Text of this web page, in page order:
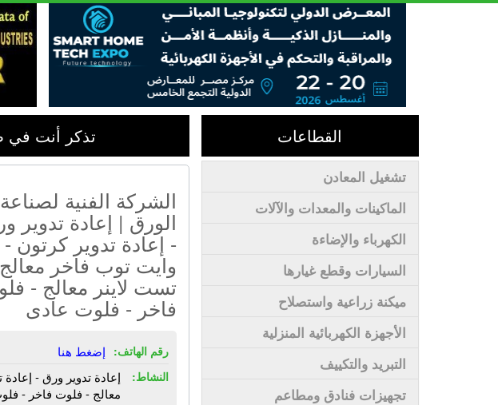
القطاعات
تشغيل المعادن
الماكينات والمعدات والآلات
الكهرباء والإضاءة
السيارات وقطع غيارها
ميكنة زراعية واستصلاح
الأجهزة الكهربائية المنزلية
التبريد والتكييف
تجهيزات فنادق ومطاعم
تذكر أنت
الشركة الفنية لصناعة
الورق | إعادة تدوير
- إعادة تدوير كرتون -
وايت توب فاخر
تست لاينر معالج -
فاخر - فلوت عادى
رقم الهاتف: إضغط هنا
النشاط:
إعادة تدوير ورق -
معالج - فلوت فاخر -